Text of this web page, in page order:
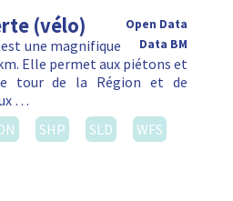
(vélo)
Open Data
Data BM
une magnifique
Elle permet aux piétons et
tour de la Région et de
…
SHP SLD
WFS